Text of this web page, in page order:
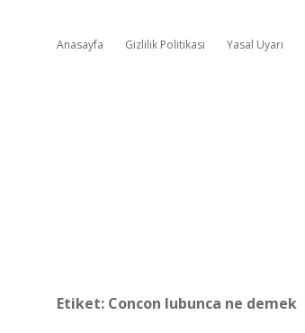
Anasayfa Gizlilik Politikası Yasal Uyarı
Etiket: Concon lubunca ne demek